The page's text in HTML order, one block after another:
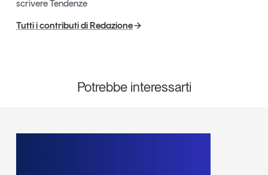
modo indipendente il cambiamento e le sfide del largo
consumo e dell’economia a professionisti e
consumatori
scrivere Tendenze
Tutti i contributi di Redazione
Potrebbe interessarti